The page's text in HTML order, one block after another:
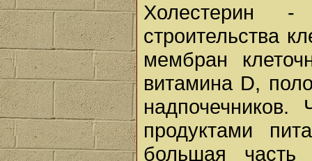
Холестерин
строительства
мембран
витамина D,
продуктами
большая часть